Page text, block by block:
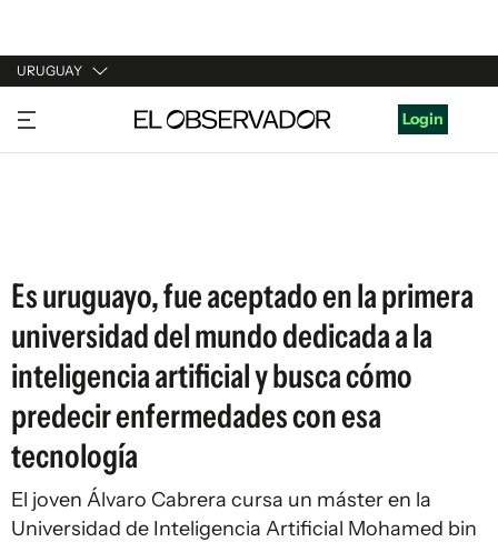
URUGUAY
URUGUAY
ARGENTINA
Login
Es uruguayo, fue aceptado en la primera
universidad del mundo dedicada a la
inteligencia artificial y busca cómo
predecir enfermedades con esa
tecnología
El joven Álvaro Cabrera cursa un máster en la
Universidad de Inteligencia Artificial Mohamed bin